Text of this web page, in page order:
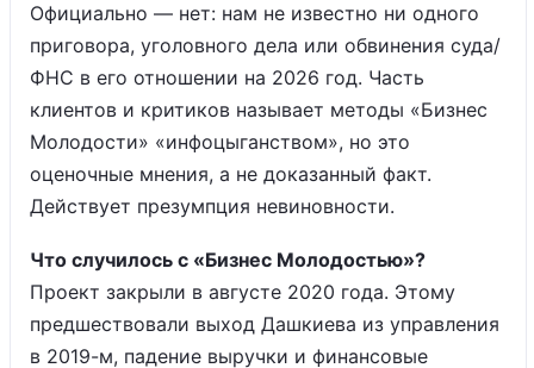
Официально — нет: нам не известно ни одного
приговора, уголовного дела или обвинения суда/
ФНС в его отношении на 2026 год. Часть
клиентов и критиков называет методы «Бизнес
Молодости» «инфоцыганством», но это
оценочные мнения, а не доказанный факт.
Действует презумпция невиновности.
Что случилось с «Бизнес Молодостью»?
Проект закрыли в августе 2020 года. Этому
предшествовали выход Дашкиева из управления
в 2019-м, падение выручки и финансовые